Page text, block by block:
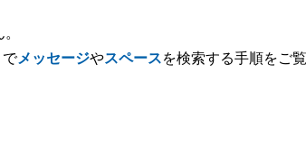
でメッセージやスペースを検索する手順をご